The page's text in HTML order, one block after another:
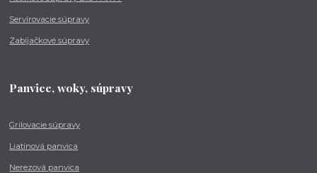
Servírovacie súpravy
Zabíjačkové súpravy
Panvice, woky, súpravy
Grilovacie súpravy
Liatinová panvica
Nerezová panvica